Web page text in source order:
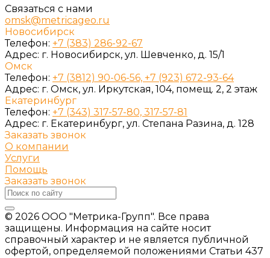
Связаться с нами
omsk@metricageo.ru
Новосибирск
Телефон: +7 (383) 286-92-67
Адрес: г. Новосибирск, ул. Шевченко, д. 15/1
Омск
Телефон: +7 (3812) 90-06-56, +7 (923) 672-93-64
Адрес: г. Омск, ул. Иркутская, 104, помещ. 2, 2 этаж
Екатеринбург
Телефон: +7 (343) 317-57-80, 317-57-81
Адрес: г. Екатеринбург, ул. Степана Разина, д. 128
Заказать звонок
О компании
Услуги
Помощь
Заказать звонок
© 2026 ООО "Метрика-Групп". Все права
защищены. Информация на сайте носит
справочный характер и не является публичной
офертой, определяемой положениями Статьи 437